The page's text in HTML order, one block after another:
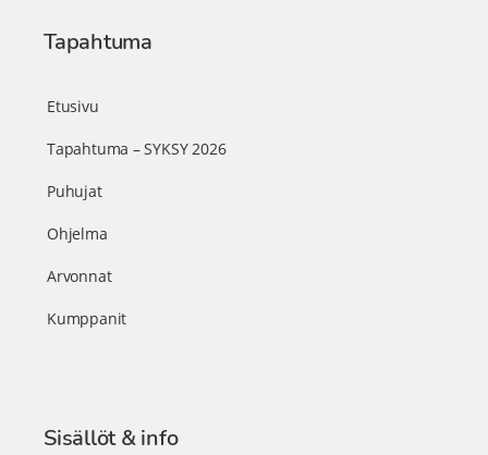
Tapahtuma
Etusivu
Tapahtuma – SYKSY 2026
Puhujat
Ohjelma
Arvonnat
Kumppanit
Sisällöt & info